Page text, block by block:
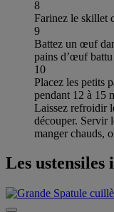
8
Farinez le skillet
9
Battez un œuf
pains d’œuf
10
Placez les petits
pendant 12 à 15
Laissez refroidir
découper. Servir
manger chauds,
Les ustensiles